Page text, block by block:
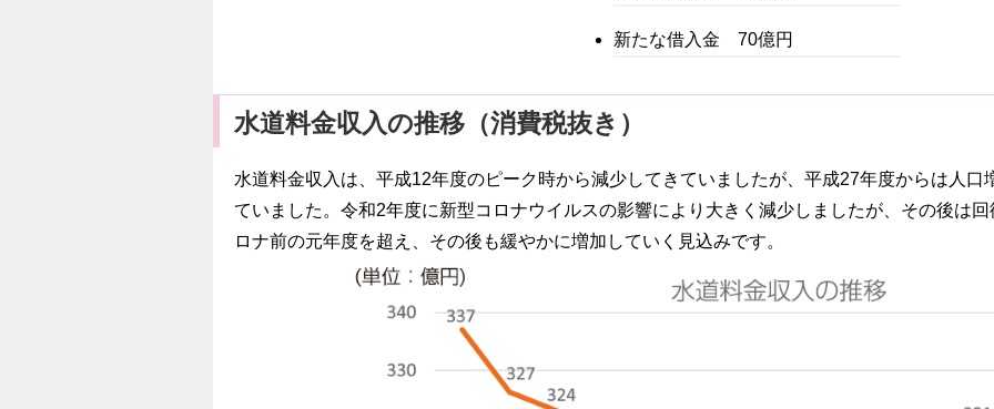
新たな借入金 70億円
水道料金収入の推移（消費税抜き）
水道料金収入は、平成12年度のピーク時から減少してきていましたが、平成27年度からは人口
ていました。令和2年度に新型コロナウイルスの影響により大きく減少しましたが、その後は
ロナ前の元年度を超え、その後も緩やかに増加していく見込みです。